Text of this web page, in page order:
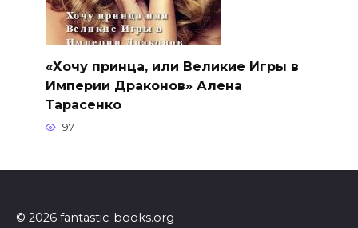
«Хочу принца, или Великие Игры в
Империи Драконов» Алена
Тарасенко
97
© 2026 fantastic-books.org